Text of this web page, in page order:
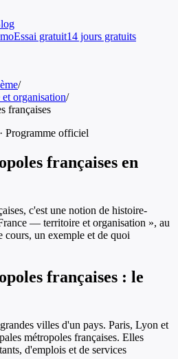
Essai gratuit14 jours gratuits
/
organisation/
françaises
· Programme officiel
françaises en
, c'est une notion de histoire-
— territoire et organisation », au
cours, un exemple et de quoi
françaises : le
villes d'un pays. Paris, Lyon et
métropoles françaises. Elles
d'emplois et de services